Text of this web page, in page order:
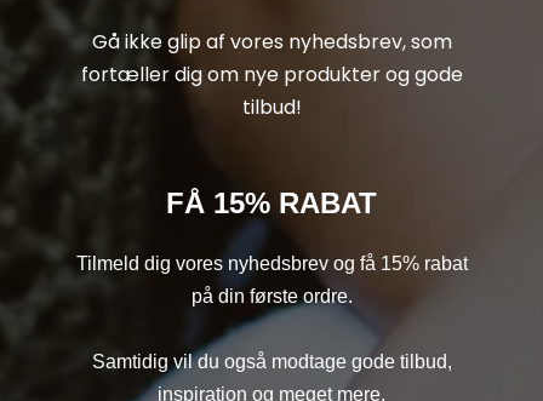
Gå ikke glip af vores nyhedsbrev, som
fortæller dig om nye produkter og gode
tilbud!
FÅ 15% RABAT
Tilmeld dig vores nyhedsbrev og få 15% rabat
på din første ordre.
Samtidig vil du også modtage gode tilbud,
inspiration og meget mere.